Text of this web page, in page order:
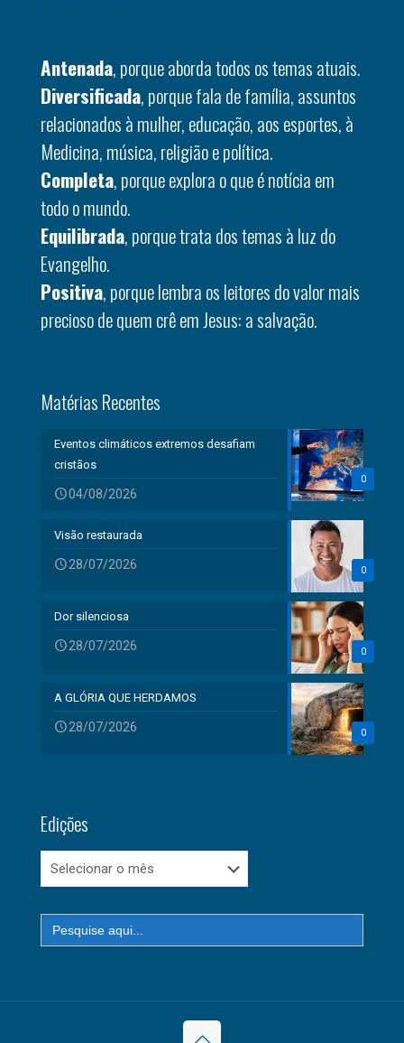
Antenada, porque aborda todos os temas atuais.
Diversificada, porque fala de família, assuntos
relacionados à mulher, educação, aos esportes, à
Medicina, música, religião e política.
Completa, porque explora o que é notícia em
todo o mundo.
Equilibrada, porque trata dos temas à luz do
Evangelho.
Positiva, porque lembra os leitores do valor mais
precioso de quem crê em Jesus: a salvação.
Matérias Recentes
0
Eventos climáticos extremos desafiam
cristãos
04/08/2026
0
Visão restaurada
28/07/2026
0
Dor silenciosa
28/07/2026
0
A GLÓRIA QUE HERDAMOS
28/07/2026
Edições
Edições
Search
for: